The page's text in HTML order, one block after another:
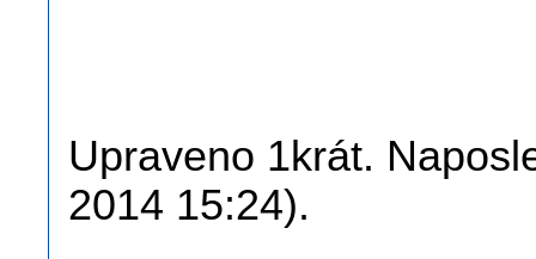
Upraveno 1krát.
2014 15:24).